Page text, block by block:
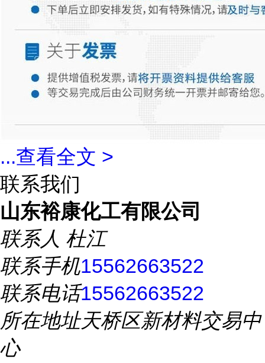
...查看全文 >
联系我们
山东裕康化工有限公司
联系人 杜江
联系手机15562663522
联系电话15562663522
所在地址天桥区新材料交易中
心